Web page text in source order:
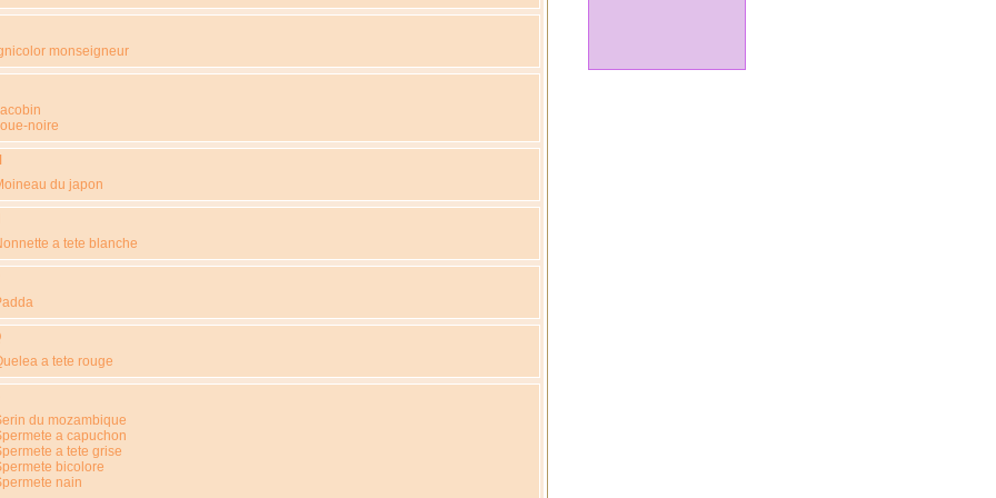
monseigneur
noire
du japon
a tete blanche
a tete rouge
du mozambique
a capuchon
a tete grise
bicolore
nain